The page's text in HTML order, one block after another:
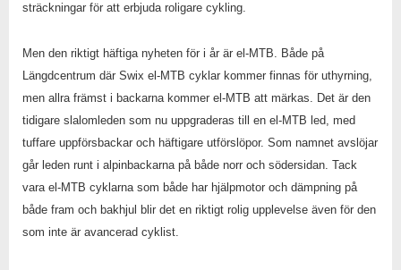
sträckningar för att erbjuda roligare cykling.
Men den riktigt häftiga nyheten för i år är el-MTB. Både på
Längdcentrum där Swix el-MTB cyklar kommer finnas för uthyrning,
men allra främst i backarna kommer el-MTB att märkas. Det är den
tidigare slalomleden som nu uppgraderas till en el-MTB led, med
tuffare uppförsbackar och häftigare utförslöpor. Som namnet avslöjar
går leden runt i alpinbackarna på både norr och södersidan. Tack
vara el-MTB cyklarna som både har hjälpmotor och dämpning på
både fram och bakhjul blir det en riktigt rolig upplevelse även för den
som inte är avancerad cyklist.